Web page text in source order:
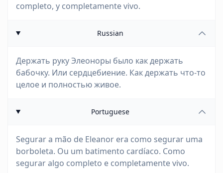
completo, y completamente vivo.
Russian
Держать руку Элеоноры было как держать
бабочку. Или сердцебиение. Как держать что-то
целое и полностью живое.
Portuguese
Segurar a mão de Eleanor era como segurar uma
borboleta. Ou um batimento cardíaco. Como
segurar algo completo e completamente vivo.